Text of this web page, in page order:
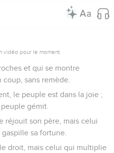
vidéo pour le moment.
et qui se montre
coup, sans remède.
le peuple est dans la joie ;
gémit.
réjouit son père, mais celui
sa fortune.
droit, mais celui qui multiplie